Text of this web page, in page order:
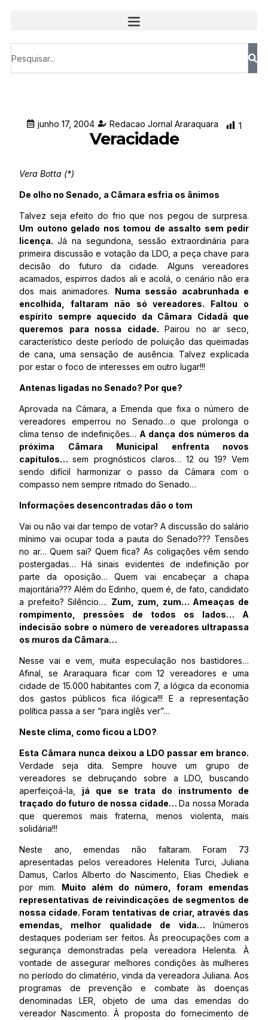
junho 17, 2004 Redacao Jornal Araraquara 1
Veracidade
Vera Botta (*)
De olho no Senado, a Câmara esfria os ânimos
Talvez seja efeito do frio que nos pegou de surpresa.
Um outono gelado nos tomou de assalto sem pedir
licença. Já na segundona, sessão extraordinária para
primeira discussão e votação da LDO, a peça chave para
decisão do futuro da cidade. Alguns vereadores
acamados, espirros dados ali e acolá, o cenário não era
dos mais animadores. Numa sessão acabrunhada e
encolhida, faltaram não só vereadores. Faltou o
espírito sempre aquecido da Câmara Cidadã que
queremos para nossa cidade.Pairou no ar seco,
característico deste período de poluição das queimadas
de cana, uma sensação de ausência. Talvez explicada
por estar o foco de interesses em outro lugar!!!
Antenas ligadas no Senado? Por que?
Aprovada na Câmara, a Emenda que fixa o número de
vereadores emperrou no Senado…o que prolonga o
clima tenso de indefinições… A dança dos números da
próxima Câmara Municipal enfrenta novos
capítulos…sem prognósticos claros… 12 ou 19? Vem
sendo difícil harmonizar o passo da Câmara com o
compasso nem sempre ritmado do Senado…
Informações desencontradas dão o tom
Vai ou não vai dar tempo de votar? A discussão do salário
mínimo vai ocupar toda a pauta do Senado??? Tensões
no ar… Quem sai? Quem fica? As coligações vêm sendo
postergadas… Há sinais evidentes de indefinição por
parte da oposição… Quem vai encabeçar a chapa
majoritária??? Além do Edinho, quem é, de fato, candidato
a prefeito? Silêncio…. Zum, zum, zum… Ameaças de
rompimento, pressões de todos os lados… A
indecisão sobre o número de vereadores ultrapassa
os muros da Câmara…
Nesse vai e vem, muita especulação nos bastidores…
Afinal, se Araraquara ficar com 12 vereadores e uma
cidade de 15.000 habitantes com 7, a lógica da economia
dos gastos públicos fica ilógica!!! E a representação
política passa a ser “para inglês ver”…
Neste clima, como ficou a LDO?
Esta Câmara nunca deixou a LDO passar em branco.
Verdade seja dita. Sempre houve um grupo de
vereadores se debruçando sobre a LDO, buscando
aperfeiçoá-la, já que se trata do instrumento de
traçado do futuro de nossa cidade… Da nossa Morada
que queremos mais fraterna, menos violenta, mais
solidária!!!
Neste ano, emendas não faltaram. Foram 73
apresentadas pelos vereadores Helenita Turci, Juliana
Damus, Carlos Alberto do Nascimento, Elias Chediek e
por mim. Muito além do número, foram emendas
representativas de reivindicações de segmentos de
nossa cidade. Foram tentativas de criar, através das
emendas, melhor qualidade de vida… Inúmeros
destaques poderiam ser feitos. Às preocupações com a
segurança demonstradas pela vereadora Helenita. À
vontade de assegurar melhores condições às mulheres
no período do climatério, vinda da vereadora Juliana. Aos
programas de prevenção e combate às doenças
denominadas LER, objeto de uma das emendas do
vereador Nascimento. À proposta do fornecimento de